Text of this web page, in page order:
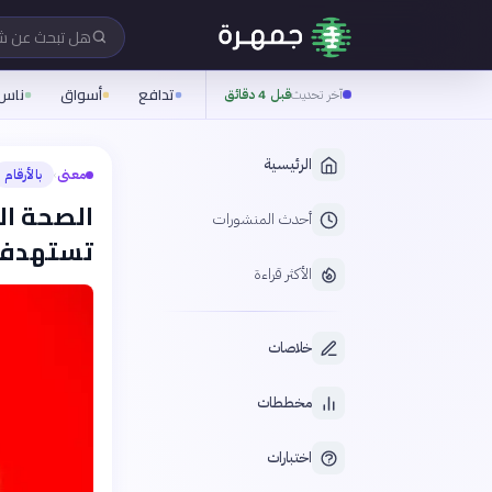
هل تبحث عن
آخر تحديثقبل 4 دقائق تدافع أسواق
الرئيسية
أحدث المنشورات
الأكثر قراءة
خلاصات
مخططات
اختبارات
معنى› بالأرقام
الصحة
تستهدف